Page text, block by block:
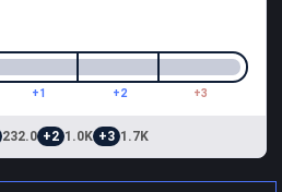
+1 +2 +3
232.0 +2 1.0K +3 1.7K